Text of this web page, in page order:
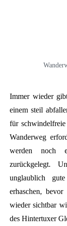
Immer wieder
einem steil
für
Wanderweg
werden noch
zurückgelegt.
unglaublich
erhaschen,
wieder sichtbar
des Hintertuxer